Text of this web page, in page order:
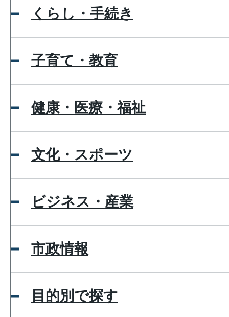
くらし・手続き
子育て・教育
健康・医療・福祉
文化・スポーツ
ビジネス・産業
市政情報
目的別で探す